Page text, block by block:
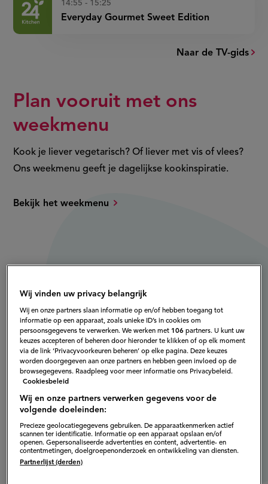
14:55 - 15:25
Everyday Gourmet Sweet Edition
Naar de TV-gids
Plan vooruit met ons
weekmenu
Kook je liever vegetarisch? Of liever met vis of vlees?
Ons weekmenu geeft je dagelijkse kookinspiratie.
Bekijk het weekmenu
Wij vinden uw privacy belangrijk
Wij en onze partners slaan informatie op en/of hebben toegang tot
informatie op een apparaat, zoals unieke ID’s in cookies om
persoonsgegevens te verwerken. We werken met 106 partners. U kunt uw
keuzes accepteren of beheren door hieronder te klikken of op elk moment
via de link ‘Privacyvoorkeuren beheren’ op elke pagina. Deze keuzes
worden doorgegeven aan onze partners en hebben geen invloed op de
browsegegevens. Raadpleeg voor meer informatie ons Privacybeleid.
Cookiesbeleid
Wij en onze partners verwerken gegevens voor de
volgende doeleinden:
Precieze geolocatiegegevens gebruiken. De apparaatkenmerken actief
scannen ter identificatie. Informatie op een apparaat opslaan en/of
openen. Gepersonaliseerde advertenties en content, advertentie- en
contentmetingen, doelgroepenonderzoek en ontwikkeling van diensten.
Partnerlijst (derden)